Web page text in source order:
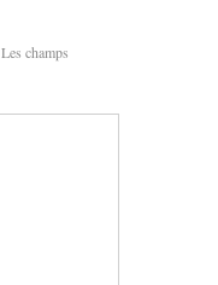
Les champs